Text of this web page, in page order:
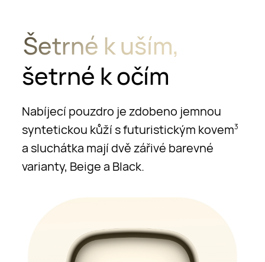
Šetrné k uším,
šetrné k očím
Nabíjecí pouzdro je zdobeno jemnou
syntetickou kůží s futuristickým kovem3
a sluchátka mají dvě zářivé barevné
varianty, Beige a Black.